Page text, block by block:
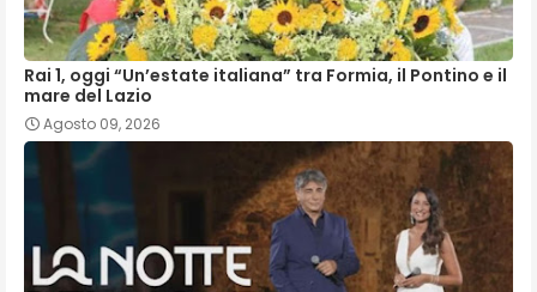
Rai 1, oggi “Un’estate italiana” tra Formia, il Pontino e il
mare del Lazio
Agosto 09, 2026